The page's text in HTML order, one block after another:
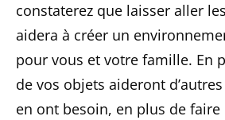
constaterez que laisser aller
aidera à créer un
pour vous et votre famille. En
de vos objets aideront
en ont besoin, en plus de faire